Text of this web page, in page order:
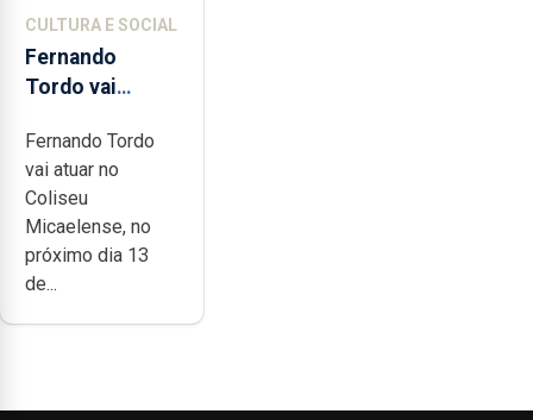
CULTURA E SOCIAL
Fernando
Tordo vai
anos de
carreira no
Coliseu
Micaelense
Fernando Tordo
vai atuar no
Coliseu
Micaelense, no
próximo dia 13
de...